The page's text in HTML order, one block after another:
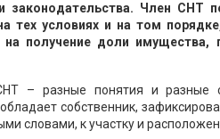
законодательства. Член СНТ
тех условиях и на том
получение доли
– разные понятия и разные
собственник,
словами, к участку и